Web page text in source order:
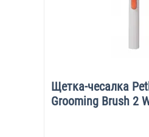
Щетка-чесалка
Grooming Brush 2